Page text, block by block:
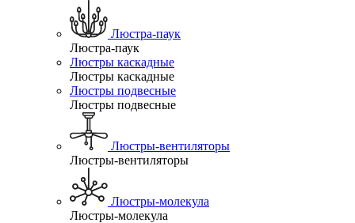
Люстра-паук
Люстра-паук
Люстры каскадные
Люстры каскадные
Люстры подвесные
Люстры подвесные
Люстры-вентиляторы
Люстры-вентиляторы
Люстры-молекула
Люстры-молекула